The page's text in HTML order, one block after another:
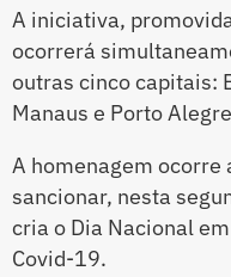
A iniciativa,
ocorrerá
outras cinco capitais:
Manaus e Porto
A homenagem ocorre
sancionar, nesta
cria o Dia Nacional
Covid-19.